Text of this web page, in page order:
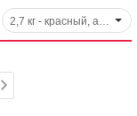
2,7 кг - красный, арт. 35131